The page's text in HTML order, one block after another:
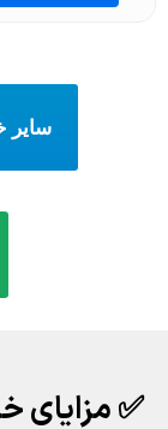
سایر
✅ مزایای